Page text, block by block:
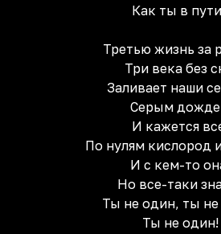
Как ты в
Третью жизнь за
Три века без
Заливает наши
Серым
И кажется
По нулям кислород
И с кем-то
Но все-таки
Ты не один, ты
Ты не один!